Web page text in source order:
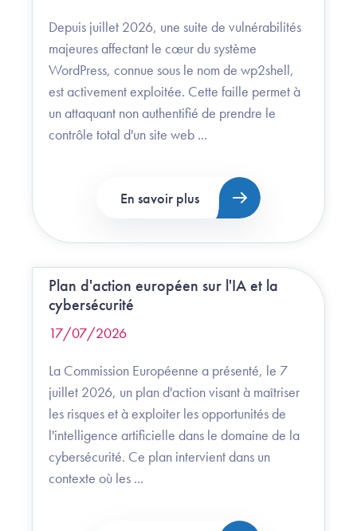
Depuis juillet 2026, une suite de vulnérabilités
majeures affectant le cœur du système
WordPress, connue sous le nom de wp2shell,
est activement exploitée. Cette faille permet à
un attaquant non authentifié de prendre le
contrôle total d'un site web ...
En savoir plus
Plan d'action européen sur l'IA et la
cybersécurité
17/07/2026
La Commission Européenne a présenté, le 7
juillet 2026, un plan d'action visant à maîtriser
les risques et à exploiter les opportunités de
l'intelligence artificielle dans le domaine de la
cybersécurité. Ce plan intervient dans un
contexte où les ...